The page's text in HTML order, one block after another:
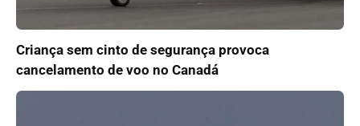
Criança sem cinto de segurança provoca
cancelamento de voo no Canadá